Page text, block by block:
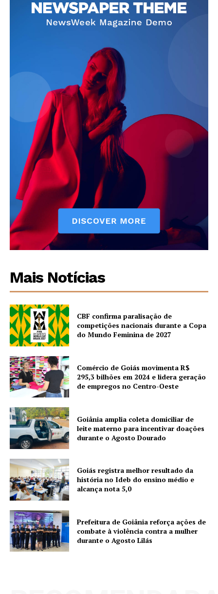
Mais Notícias
CBF confirma paralisação de
competições nacionais durante a Copa
do Mundo Feminina de 2027
Comércio de Goiás movimenta R$
295,3 bilhões em 2024 e lidera geração
de empregos no Centro-Oeste
Goiânia amplia coleta domiciliar de
leite materno para incentivar doações
durante o Agosto Dourado
Goiás registra melhor resultado da
história no Ideb do ensino médio e
alcança nota 5,0
Prefeitura de Goiânia reforça ações de
combate à violência contra a mulher
durante o Agosto Lilás